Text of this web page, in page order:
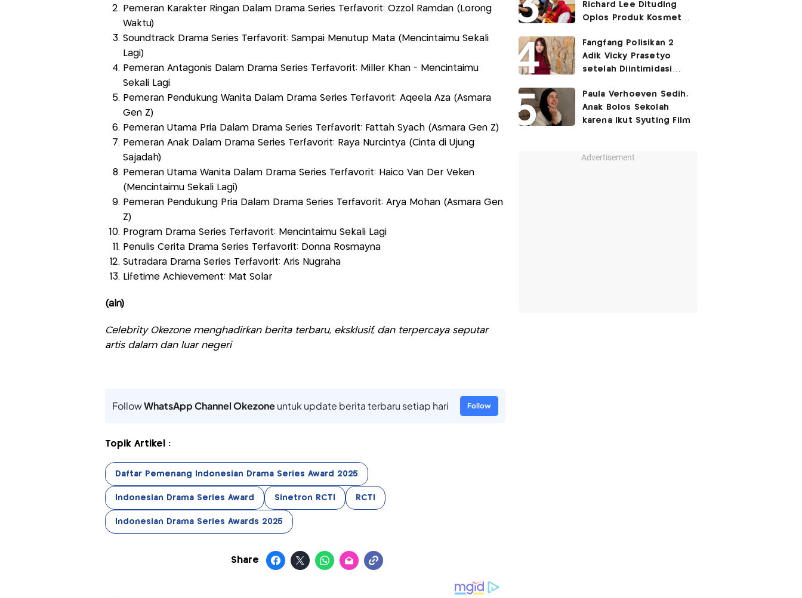
Pemeran Karakter Ringan Dalam Drama Series Terfavorit: Ozzol Ramdan (Lorong
Waktu)
Soundtrack Drama Series Terfavorit: Sampai Menutup Mata (Mencintaimu Sekali
Lagi)
Pemeran Antagonis Dalam Drama Series Terfavorit: Miller Khan - Mencintaimu
Sekali Lagi
Pemeran Pendukung Wanita Dalam Drama Series Terfavorit: Aqeela Aza (Asmara
Gen Z)
Pemeran Utama Pria Dalam Drama Series Terfavorit: Fattah Syach (Asmara Gen Z)
Pemeran Anak Dalam Drama Series Terfavorit: Raya Nurcintya (Cinta di Ujung
Sajadah)
Pemeran Utama Wanita Dalam Drama Series Terfavorit: Haico Van Der Veken
(Mencintaimu Sekali Lagi)
Pemeran Pendukung Pria Dalam Drama Series Terfavorit: Arya Mohan (Asmara Gen
Z)
Program Drama Series Terfavorit: Mencintaimu Sekali Lagi
Penulis Cerita Drama Series Terfavorit: Donna Rosmayna
Sutradara Drama Series Terfavorit: Aris Nugraha
Lifetime Achievement: Mat Solar
(aln)
Celebrity Okezone menghadirkan berita terbaru, eksklusif, dan terpercaya seputar
artis dalam dan luar negeri
FollowWhatsApp Channel Okezoneuntuk update berita terbaru setiap hari Follow
Topik Artikel :
Daftar Pemenang Indonesian Drama Series Award 2025
Indonesian Drama Series Award Sinetron RCTI RCTI
Indonesian Drama Series Awards 2025
Share
Richard Lee Dituding
Oplos Produk Kosmetik
Fangfang Polisikan 2
Adik Vicky Prasetyo
setelah Diintimidasi
Paula Verhoeven Sedih,
Anak Bolos Sekolah
karena Ikut Syuting Film
Advertisement